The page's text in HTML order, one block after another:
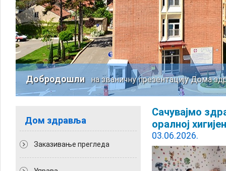
Добродошлина званичну презентацију Дома
Дом здравља
Заказивање прегледа
Сачувајмо
оралној
03.06.2026.